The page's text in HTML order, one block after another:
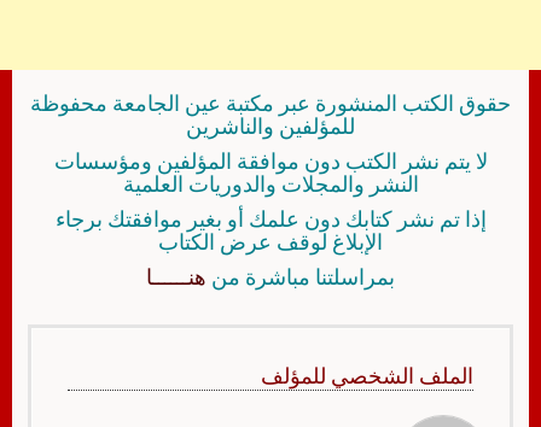
حقوق الكتب المنشورة عبر مكتبة عين الجامعة محفوظة
للمؤلفين والناشرين
لا يتم نشر الكتب دون موافقة المؤلفين ومؤسسات
النشر والمجلات والدوريات العلمية
إذا تم نشر كتابك دون علمك أو بغير موافقتك برجاء
الإبلاغ لوقف عرض الكتاب
بمراسلتنا مباشرة من هنــــــا
الملف الشخصي للمؤلف